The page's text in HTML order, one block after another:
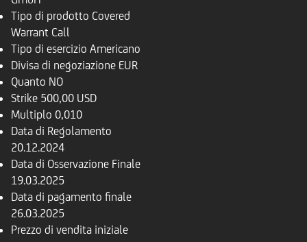
Tipo di prodotto Covered
Warrant Call
Tipo di esercizio Americano
Divisa di negoziazione EUR
Quanto NO
Strike 500,00 USD
Multiplo 0,010
Data di Regolamento
20.12.2024
Data di Osservazione Finale
19.03.2025
Data di pagamento finale
26.03.2025
Prezzo di vendita iniziale